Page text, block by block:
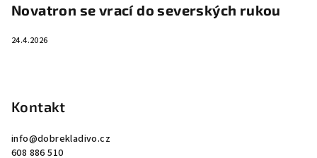
Novatron se vrací do severských rukou
24.4.2026
Kontakt
info@dobrekladivo.cz
608 886 510